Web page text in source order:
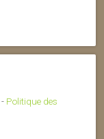
- Politique des